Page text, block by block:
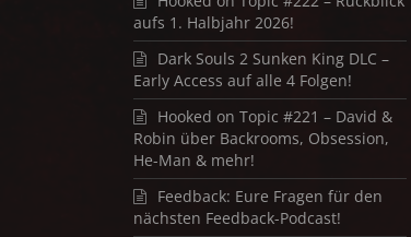
aufs 1. Halbjahr 2026!
Dark Souls 2 Sunken King DLC –
Early Access auf alle 4 Folgen!
Hooked on Topic #221 – David &
Robin über Backrooms, Obsession,
He-Man & mehr!
Feedback: Eure Fragen für den
nächsten Feedback-Podcast!